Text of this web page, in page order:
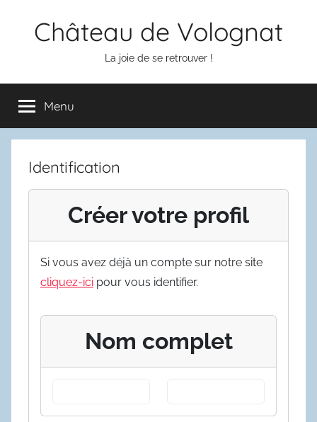
Château de Volognat
La joie de se retrouver !
Menu
Identification
Créer votre profil
Si vous avez déjà un compte sur notre site
cliquez-ici pour vous identifier.
Nom complet